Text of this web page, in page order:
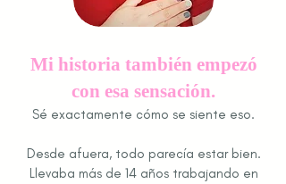
Mi historia también empezó
con esa sensación.
Sé exactamente cómo se siente eso.
Desde afuera, todo parecía estar bien.
Llevaba más de 14 años trabajando en